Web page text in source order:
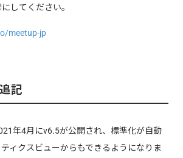
してください。
meetup-jp
記
年4月にv6.5が公開され、標準化が自動
ィクスビューからもできるようになりま